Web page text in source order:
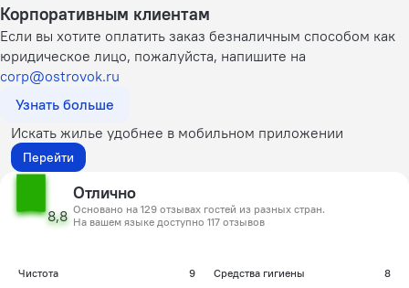
Корпоративным клиентам
Если вы хотите оплатить заказ безналичным способом как
юридическое лицо, пожалуйста, напишите на
corp@ostrovok.ru
Узнать больше
Искать жилье удобнее в мобильном приложении
Перейти
8,8
Отлично
Основано на 129 отзывах гостей из разных стран.
На вашем языке доступно 117 отзывов
Чистота 9 Средства гигиены
8